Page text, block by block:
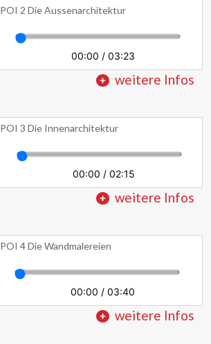
POI 2 Die Aussenarchitektur
00:00 / 03:23
weitere Infos
POI 3 Die Innenarchitektur
00:00 / 02:15
weitere Infos
POI 4 Die Wandmalereien
00:00 / 03:40
weitere Infos